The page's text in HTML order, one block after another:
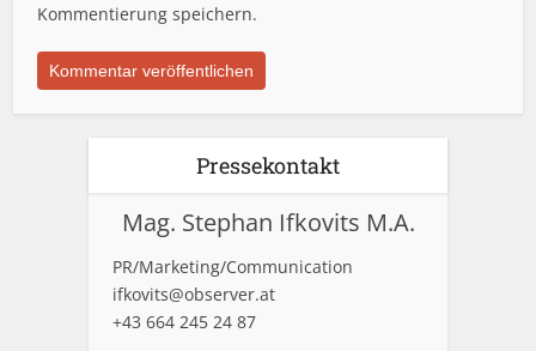
Kommentierung speichern.
Pressekontakt
Mag. Stephan Ifkovits M.A.
PR/Marketing/Communication
ifkovits@observer.at
+43 664 245 24 87